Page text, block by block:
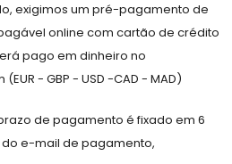
exigimos um pré-pagamento de
online com cartão de crédito
pago em dinheiro no
- GBP - USD -CAD - MAD)
de pagamento é fixado em 6
e-mail de pagamento,